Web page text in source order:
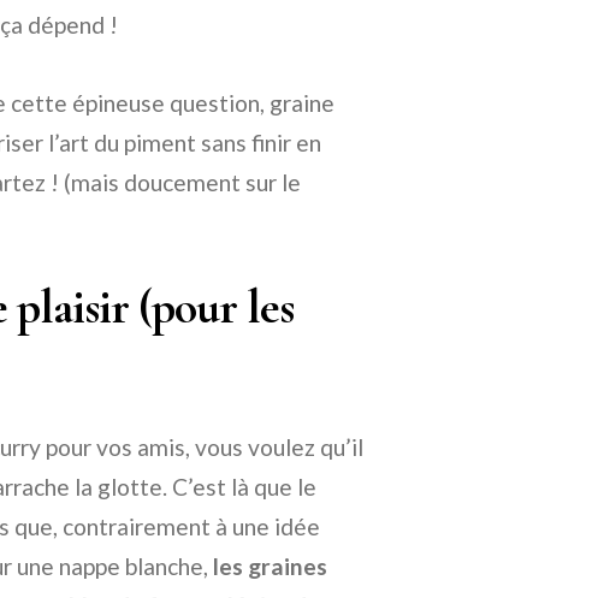
dépend !
cette épineuse question, graine
l’art du piment sans finir en
! (mais doucement sur le
plaisir (pour les
pour vos amis, vous voulez qu’il
la glotte. C’est là que le
que, contrairement à une idée
une nappe blanche, les graines